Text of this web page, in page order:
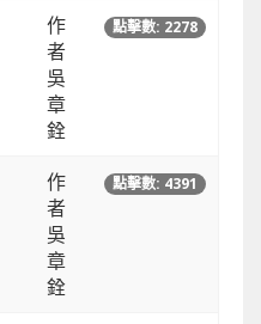
作
者
吳
章
銓
點擊數: 2278
作
者
吳
章
銓
點擊數: 4391